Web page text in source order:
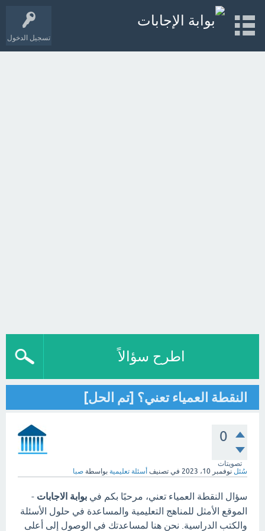
تسجيل الدخول
اطرح سؤالاً
النقطة العمياء تعني؟ [تم الحل]
0
تصويتات
سُئل نوفمبر 10، 2023 في تصنيف أسئلة تعليمية بواسطة صبا
سؤال النقطة العمياء تعني، مرحبًا بكم في بوابة الاجابات -
الموقع الأمثل للمناهج التعليمية والمساعدة في حلول الأسئلة
والكتب الدراسية. نحن هنا لمساعدتك في الوصول إلى أعلى